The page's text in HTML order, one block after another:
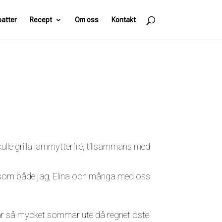
Recept Om oss Kontakt
grilla lammytterfilé, tillsammans med
både jag, Elina och många med oss
så mycket sommar ute då regnet öste